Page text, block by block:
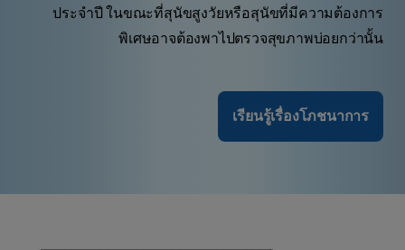
ประจำปี ในขณะที่สุนัขสูงวัยหรือสุนัขที่มีความต้องการ
พิเศษอาจต้องพาไปตรวจสุขภาพบ่อยกว่านั้น
เรียนรู้เรื่องโภชนาการ